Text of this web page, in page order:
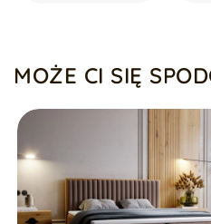
MOŻE CI SIĘ